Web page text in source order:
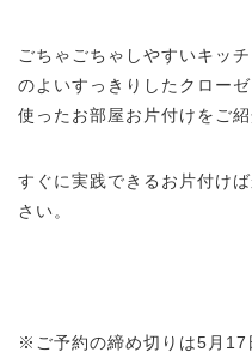
ごちゃごちゃしやすいキッ
のよいすっきりしたクロー
使ったお部屋お片付けをご紹
すぐに実践できるお片付け
さい。
※ご予約の締め切りは5月